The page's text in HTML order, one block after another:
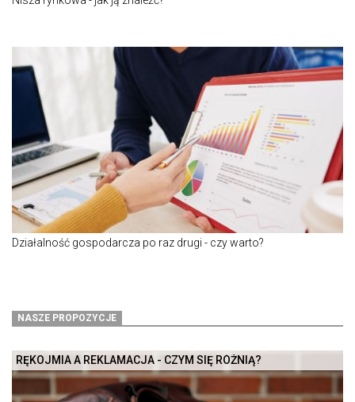
Działalność gospodarcza po raz drugi - czy warto?
NASZE PROPOZYCJE
RĘKOJMIA A REKLAMACJA - CZYM SIĘ RÓŻNIĄ?